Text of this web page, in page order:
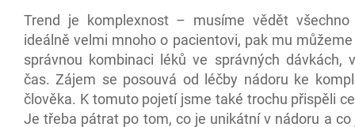
Trend je komplexnost – musíme vědět všechno
ideálně velmi mnoho o pacientovi, pak mu
správnou kombinaci léků ve správných dávkách,
čas. Zájem se posouvá od léčby nádoru ke
člověka. K tomuto pojetí jsme také trochu přispěli
Je třeba pátrat po tom, co je unikátní v nádoru a co